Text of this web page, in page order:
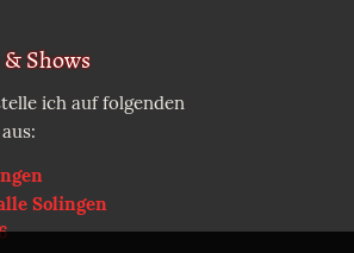
Shows
ich auf folgenden
Solingen